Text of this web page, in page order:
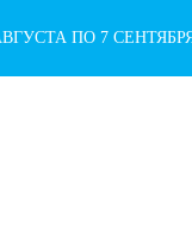
ПО 7